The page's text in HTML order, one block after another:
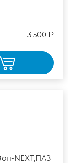
3 500 ₽
NEXT,ПАЗ